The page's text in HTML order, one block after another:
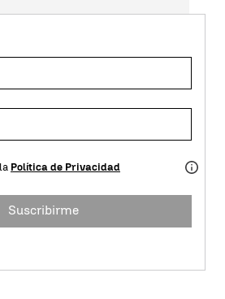
Política de Privacidad
Suscribirme